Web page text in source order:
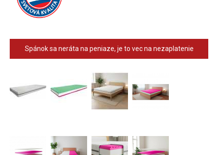
Spánok sa neráta na peniaze, je to vec na nezaplatenie